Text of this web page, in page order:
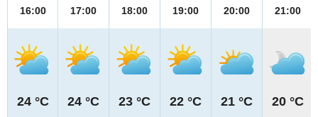
16:00
24 °C
17:00
24 °C
18:00
23 °C
19:00
22 °C
20:00
21 °C
21:00
20 °C